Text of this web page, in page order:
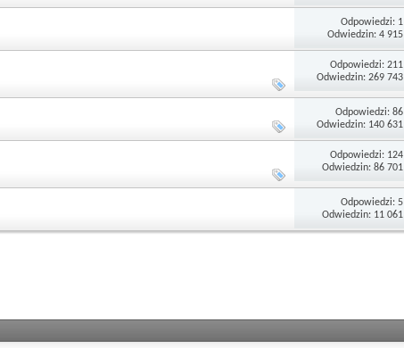
Odpowiedzi: 1
Odwiedzin: 4 915
Odpowiedzi: 211
Odwiedzin: 269 743
Odpowiedzi: 86
Odwiedzin: 140 631
Odpowiedzi: 124
Odwiedzin: 86 701
Odpowiedzi: 5
Odwiedzin: 11 061